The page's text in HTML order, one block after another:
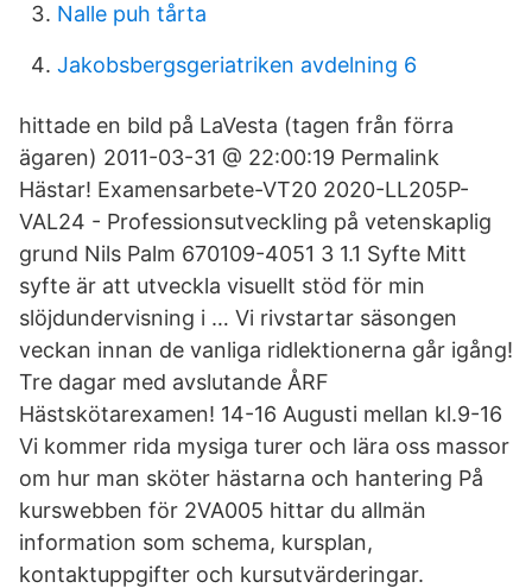
Nalle puh tårta
Jakobsbergsgeriatriken avdelning 6
hittade en bild på LaVesta (tagen från förra
ägaren) 2011-03-31 @ 22:00:19 Permalink
Hästar! Examensarbete-VT20 2020-LL205P-
VAL24 - Professionsutveckling på vetenskaplig
grund Nils Palm 670109-4051 3 1.1 Syfte Mitt
syfte är att utveckla visuellt stöd för min
slöjdundervisning i … Vi rivstartar säsongen
veckan innan de vanliga ridlektionerna går igång!
Tre dagar med avslutande ÅRF
Hästskötarexamen! 14-16 Augusti mellan kl.9-16
Vi kommer rida mysiga turer och lära oss massor
om hur man sköter hästarna och hantering På
kurswebben för 2VA005 hittar du allmän
information som schema, kursplan,
kontaktuppgifter och kursutvärderingar.